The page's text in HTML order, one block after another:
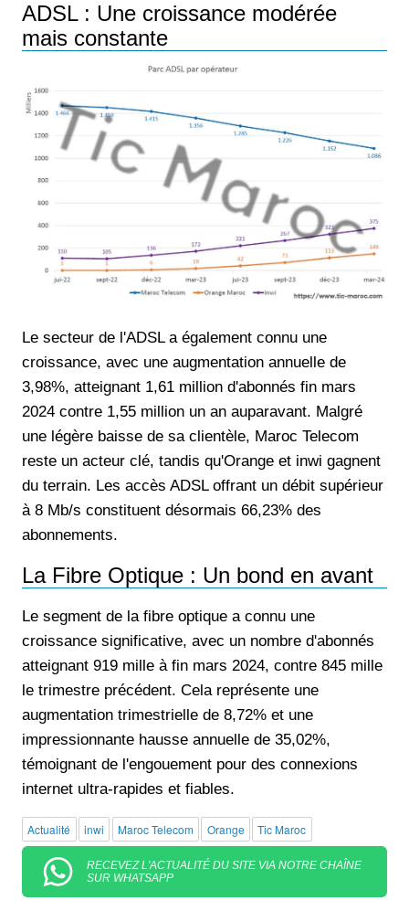
ADSL : Une croissance modérée
mais constante
Le secteur de l'ADSL a également connu une
croissance, avec une augmentation annuelle de
3,98%, atteignant 1,61 million d'abonnés fin mars
2024 contre 1,55 million un an auparavant. Malgré
une légère baisse de sa clientèle, Maroc Telecom
reste un acteur clé, tandis qu'Orange et inwi gagnent
du terrain. Les accès ADSL offrant un débit supérieur
à 8 Mb/s constituent désormais 66,23% des
abonnements.
La Fibre Optique : Un bond en avant
Le segment de la fibre optique a connu une
croissance significative, avec un nombre d'abonnés
atteignant 919 mille à fin mars 2024, contre 845 mille
le trimestre précédent. Cela représente une
augmentation trimestrielle de 8,72% et une
impressionnante hausse annuelle de 35,02%,
témoignant de l'engouement pour des connexions
internet ultra-rapides et fiables.
Actualité inwi Maroc Telecom Orange Tic Maroc
RECEVEZ L'ACTUALITÉ DU SITE VIA NOTRE CHAÎNE
SUR WHATSAPP